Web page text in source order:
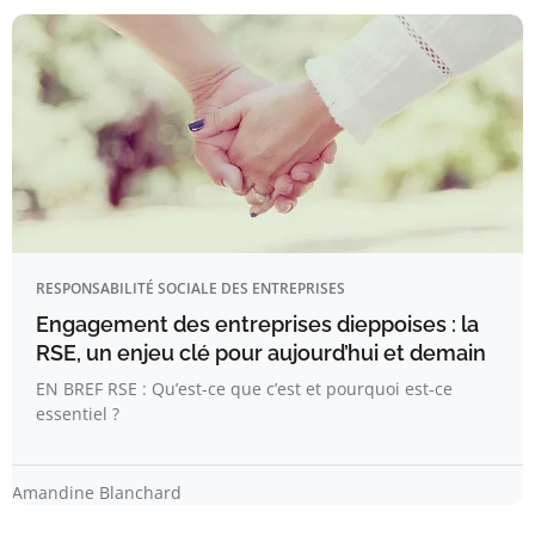
RESPONSABILITÉ SOCIALE DES ENTREPRISES
Engagement des entreprises dieppoises : la
RSE, un enjeu clé pour aujourd’hui et demain
EN BREF RSE : Qu’est-ce que c’est et pourquoi est-ce
essentiel ?
Amandine Blanchard